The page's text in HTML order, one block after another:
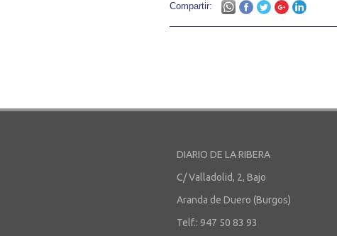
Compartir:
DIARIO DE LA RIBERA
C/ Valladolid, 2, Bajo
Aranda de Duero (Burgos)
Telf.: 947 50 83 93